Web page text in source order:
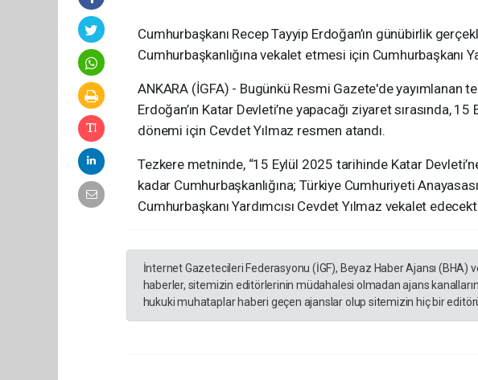
Cumhurbaşkanı Recep Tayyip Erdoğan’ın günübirlik
Cumhurbaşkanlığına vekalet etmesi için Cumhurbaşkanı
ANKARA (İGFA) - Bugünkü Resmi Gazete'de yayımlanan
Erdoğan’ın Katar Devleti’ne yapacağı ziyaret sırasında,
dönemi için Cevdet Yılmaz resmen atandı.
Tezkere metninde, “15 Eylül 2025 tarihinde Katar
kadar Cumhurbaşkanlığına; Türkiye Cumhuriyeti
Cumhurbaşkanı Yardımcısı Cevdet Yılmaz vekalet
İnternet Gazetecileri Federasyonu (İGF), Beyaz Haber Ajansı (BHA)
haberler, sitemizin editörlerinin müdahalesi olmadan ajans
hukuki muhataplar haberi geçen ajanslar olup sitemizin hiç bir